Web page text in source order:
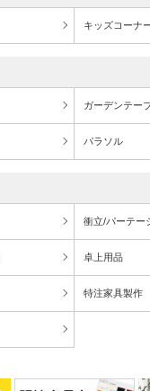
キッズコーナ
ガーデンテー
パラソル
衝立/パーテー
卓上用品
特注家具製作